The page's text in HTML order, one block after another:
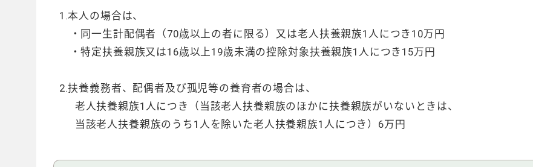
1.本人の場合は、
・同一生計配偶者（70歳以上の者に限る）又は老人扶養親族1人につき10万円
・特定扶養親族又は16歳以上19歳未満の控除対象扶養親族1人につき15万円
2.扶養義務者、配偶者及び孤児等の養育者の場合は、
老人扶養親族1人につき（当該老人扶養親族のほかに扶養親族がいないときは、
当該老人扶養親族のうち1人を除いた老人扶養親族1人につき）6万円